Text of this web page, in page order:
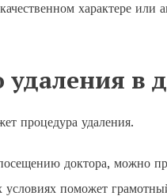
характере или
удаления в
процедура удаления.
доктора, можно
поможет